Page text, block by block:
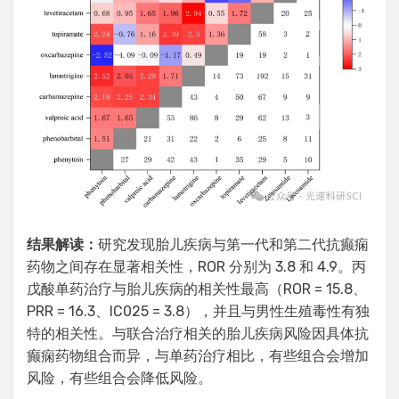
结果解读： 研究发现胎儿疾病与第一代和第二代抗癫痫
药物之间存在显著相关性，ROR 分别为 3.8 和 4.9。丙
戊酸单药治疗与胎儿疾病的相关性最高（ROR = 15.8、
PRR = 16.3、IC025 = 3.8），并且与男性生殖毒性有独
特的相关性。与联合治疗相关的胎儿疾病风险因具体抗
癫痫药物组合而异，与单药治疗相比，有些组合会增加
风险，有些组合会降低风险。